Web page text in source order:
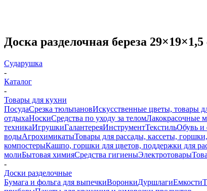
Доска разделочная береза
Сударушка
-
Каталог
-
Товары для кухни
ПосудаСрезка тюльпановИскусственные цветы, товары
отдыхаНоскиСредства по уходу за теломЛакокрасочные
техникаИгрушкиГалантереяИнструментТекстильОбувь и
водыАгрохимикатыТовары для рассады, кассеты,
компостерыКашпо, горшки для цветов, поддержки для
молиБытовая химияСредства гигиеныЭлектротовары
-
Доски разделочные
Бумага и фольга для выпечкиВоронкиДуршлагиЕмкости